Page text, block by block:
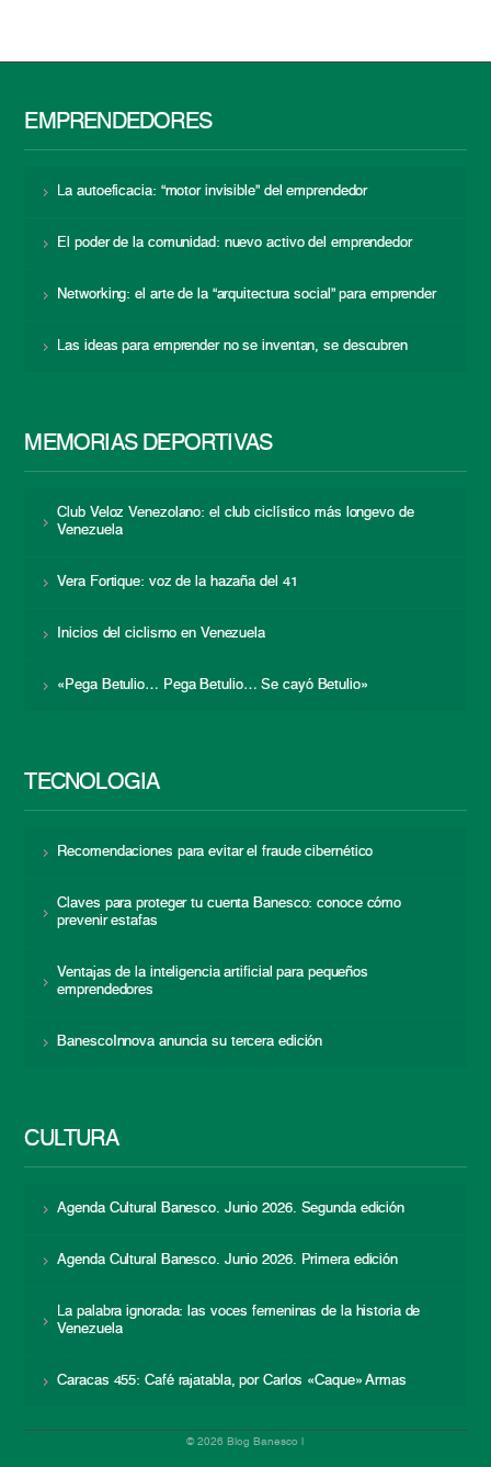
EMPRENDEDORES
La autoeficacia: “motor invisible” del emprendedor
El poder de la comunidad: nuevo activo del emprendedor
Networking: el arte de la “arquitectura social” para emprender
Las ideas para emprender no se inventan, se descubren
MEMORIAS DEPORTIVAS
Club Veloz Venezolano: el club ciclístico más longevo de
Venezuela
Vera Fortique: voz de la hazaña del 41
Inicios del ciclismo en Venezuela
«Pega Betulio… Pega Betulio… Se cayó Betulio»
TECNOLOGÍA
Recomendaciones para evitar el fraude cibernético
Claves para proteger tu cuenta Banesco: conoce cómo
prevenir estafas
Ventajas de la inteligencia artificial para pequeños
emprendedores
BanescoInnova anuncia su tercera edición
CULTURA
Agenda Cultural Banesco. Junio 2026. Segunda edición
Agenda Cultural Banesco. Junio 2026. Primera edición
La palabra ignorada: las voces femeninas de la historia de
Venezuela
Caracas 455: Café rajatabla, por Carlos «Caque» Armas
© 2026 Blog Banesco |